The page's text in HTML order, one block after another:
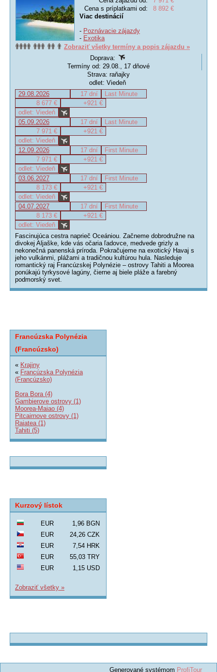
Cena s príplatkami od:
8 892 €
Viac destinácií
- Poznávacie zájazdy
- Exotika
Zobraziť všetky termíny a popis zájazdu »
Doprava:
Termíny od: 29.08., 17 dňové
Strava: raňajky
odlet: Viedeň
29.08.2026
17 dní
Last Minute
8 677 €
+921 €
odlet: Viedeň
05.09.2026
17 dní
Last Minute
7 971 €
+921 €
odlet: Viedeň
12.09.2026
17 dní
First Minute
7 971 €
+921 €
odlet: Viedeň
03.06.2027
17 dní
First Minute
8 173 €
+921 €
odlet: Viedeň
04.07.2027
17 dní
First Minute
8 173 €
+921 €
odlet: Viedeň
Fascinujúca cestra naprieč Oceániou. Začneme dobrodružne na
divokej Aljaške, kde vás očaria ľadovce, medvede grizly a
nekonečná panenská príroda. Pokračujeme na exotický Havaj s
jeho vulkánmi, plážami a tradičnou kultúrou hula. Nasleduje
romantický raj Francúzskej Polynézie – ostrovy Tahiti a Moorea
ponúkajú tyrkysové lagúny, čierne aj biele pláže a farebný
podmorský svet.
Francúzska Polynézia
(Francúzsko)
« Krajiny
« Francúzska Polynézia
(Francúzsko)
Bora Bora (4)
Gambierove ostrovy (1)
Moorea-Maiao (4)
Pitcairnove ostrovy (1)
Raiatea (1)
Tahiti (5)
Kurzový lístok
EUR
1,96 BGN
EUR
24,26 CZK
EUR
7,54 HRK
EUR
55,03 TRY
EUR
1,15 USD
Zobraziť všetky »
Generované systémom ProfiTour